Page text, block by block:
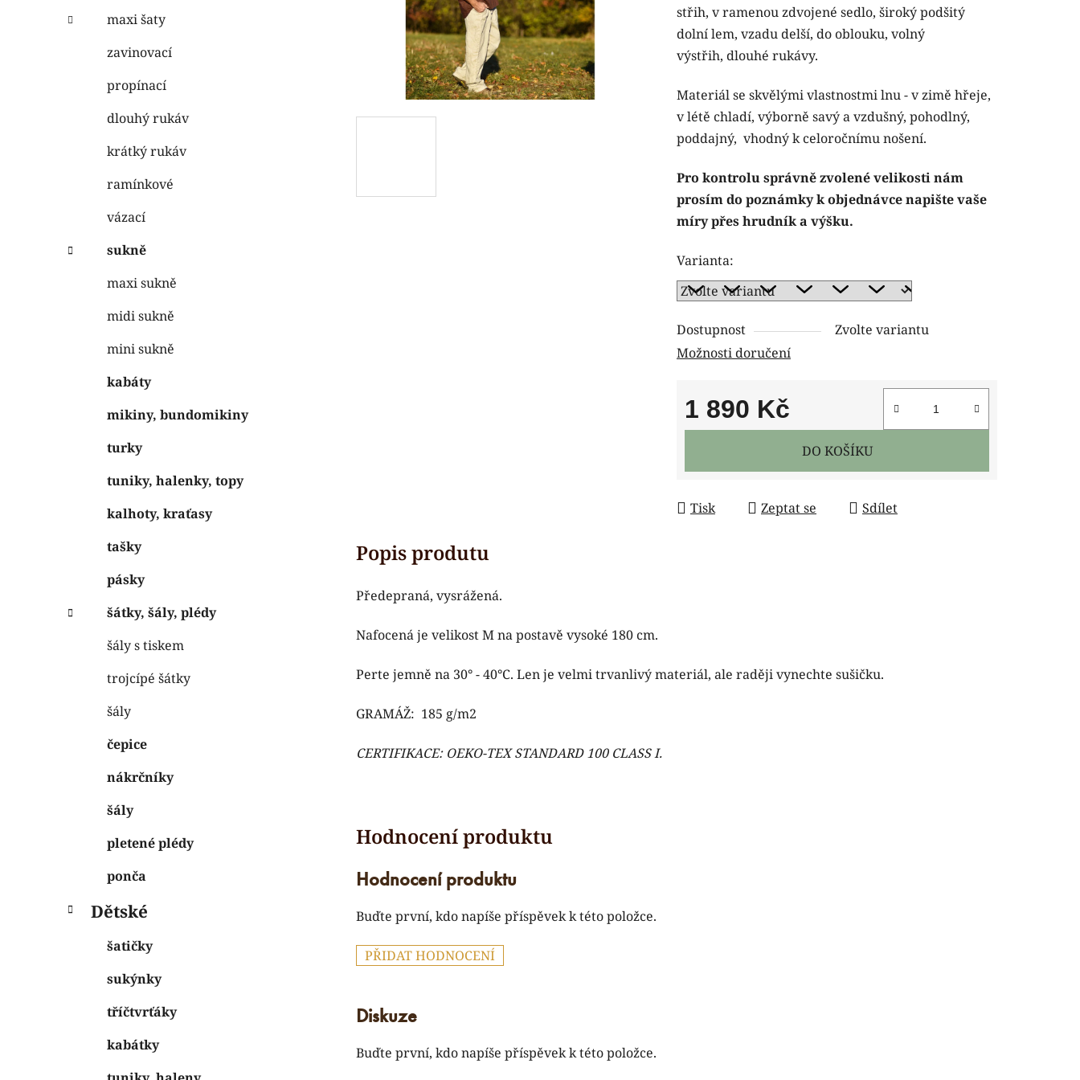
n
e
maxi šaty
zavinovací
propínací
dlouhý rukáv
krátký rukáv
ramínkové
vázací
sukně
maxi sukně
midi sukně
mini sukně
kabáty
mikiny, bundomikiny
turky
tuniky, halenky, topy
kalhoty, kraťasy
tašky
pásky
šátky, šály, plédy
šály s tiskem
trojcípé šátky
šály
čepice
nákrčníky
šály
pletené plédy
ponča
Dětské
šatičky
sukýnky
tříčtvrťáky
kabátky
0,0
z
5
střih, v ramenou zdvojené sedlo, široký podšitý
dolní lem, vzadu delší, do oblouku, volný
výstřih, dlouhé rukávy.
Materiál se skvělými vlastnostmi lnu - v zimě hřeje,
v létě chladí, výborně savý a vzdušný, pohodlný,
poddajný, vhodný k celoročnímu nošení.
Pro kontrolu správně zvolené velikosti nám
prosím do poznámky k objednávce napište vaše
míry přes hrudník a výšku.
Varianta:
Dostupnost
Zvolte variantu
Možnosti doručení
1 890 Kč
Měrná cena:
DO KOŠÍKU
Tisk Zeptat se Sdílet
Předepraná, vysrážená.
Nafocená je velikost M na postavě vysoké 180 cm.
Perte jemně na 30° - 40°C. Len je velmi trvanlivý materiál, ale raději vynechte sušičku.
GRAMÁŽ: 185 g/m2
CERTIFIKACE: OEKO-TEX STANDARD 100 CLASS I.
Hodnocení produktu
Buďte první, kdo napíše příspěvek k této položce.
PŘIDAT HODNOCENÍ
Diskuze
Buďte první, kdo napíše příspěvek k této položce.